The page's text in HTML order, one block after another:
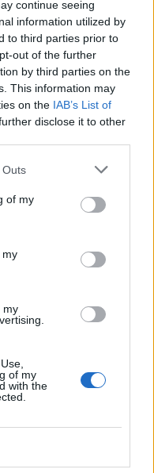
continue seeing
information utilized by
to third parties prior to
out of the further
by third parties on the
This information may
on the IAB’s List of
disclose it to other
Outs
of my
my
my
of my
with the
Φεύγα, κρατάει
Κίμπερλι
να ξαναπάω
στην Τουρκία
και F35